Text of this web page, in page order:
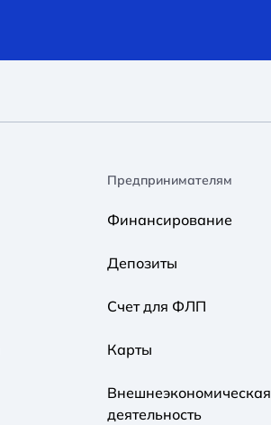
Предпринимателям
Финансирование
Депозиты
Счет для ФЛП
Карты
Внешнеэкономическая
деятельность